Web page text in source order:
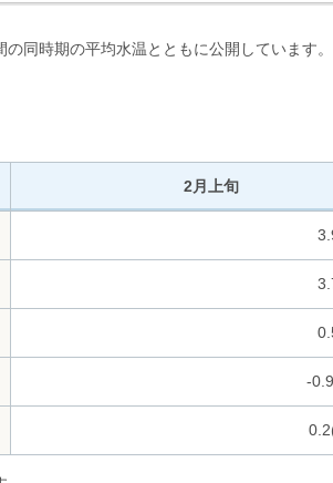
同時期の平均水温とともに公開しています。
2月上旬
-